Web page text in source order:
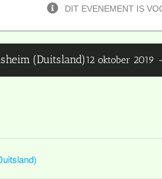
DIT EVENEMENT IS
(Duitsland)12 oktober 2019 -